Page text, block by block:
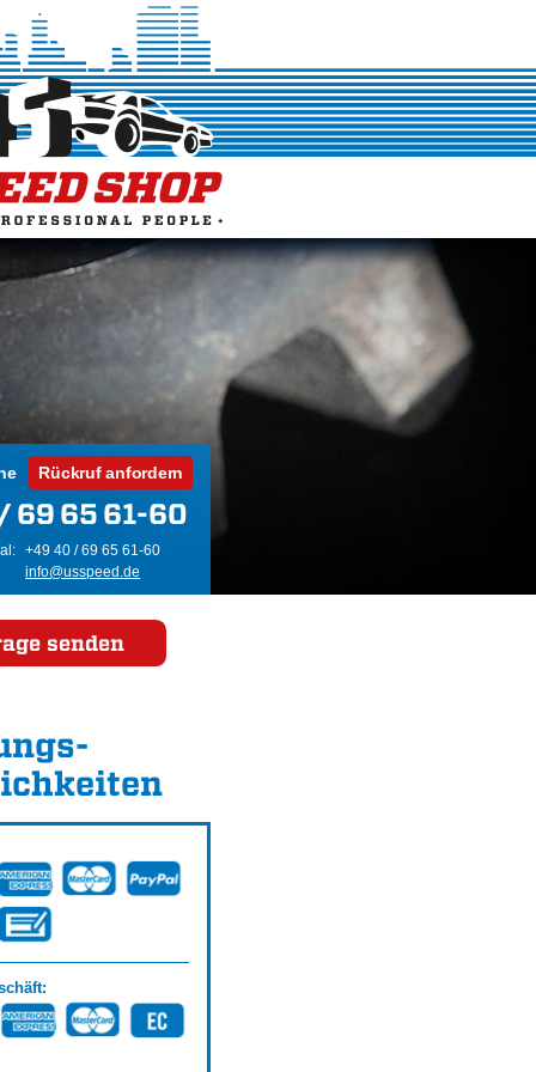
Rückruf anfordern
69 65 61-60
+49 40 / 69 65 61-60
info@usspeed.de
senden